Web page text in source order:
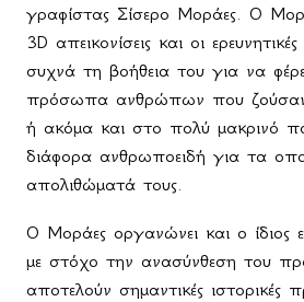
γραφίστας Σίσερο Μοράες. Ο
3D απεικονίσεις και οι
συχνά τη βοήθεια του για να
πρόσωπα ανθρώπων που ζούσαν
ή ακόμα και στο πολύ μακρινό
διάφορα ανθρωποειδή για τα
απολιθώματά τους.
Ο Μοράες οργανώνει και ο ίδιος
με στόχο την ανασύνθεση του
αποτελούν σημαντικές ιστορικές